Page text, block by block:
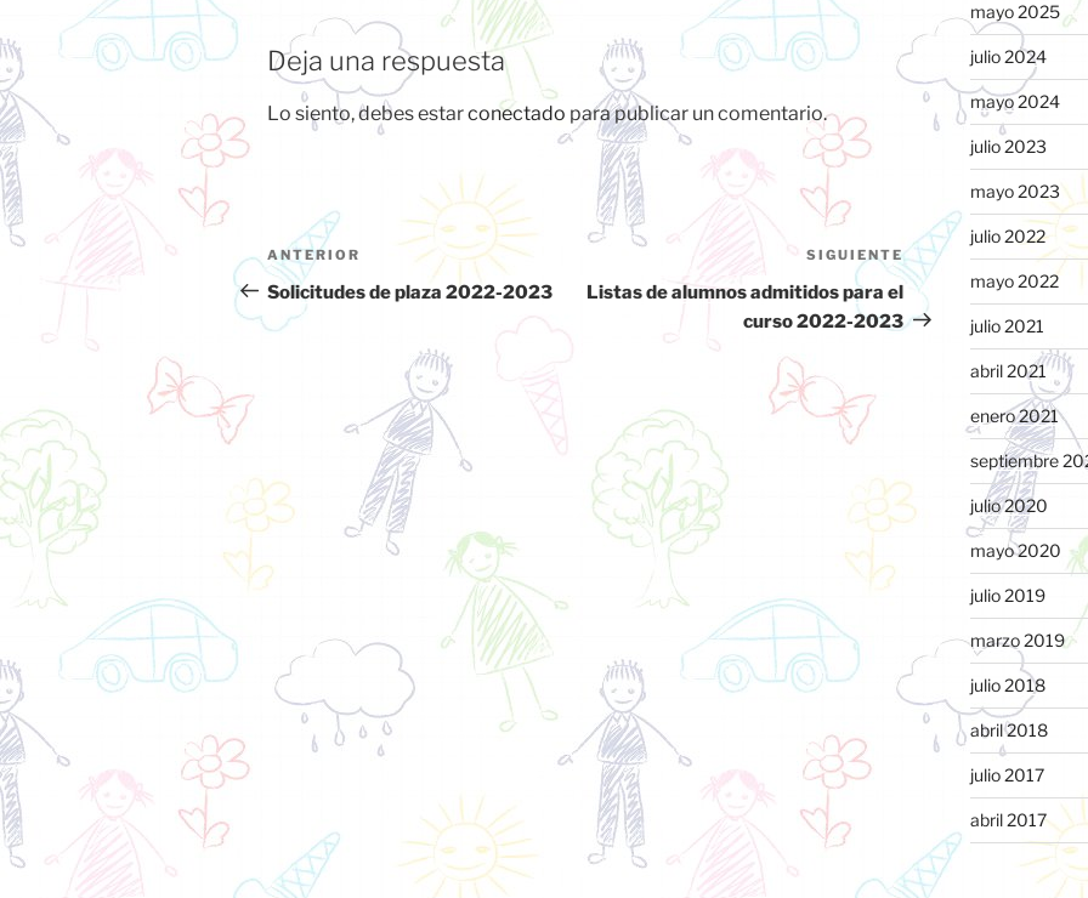
k
Deja una respuesta
Lo siento, debes estarconectado para publicar un comentario.
Navegación
de
entradas
Entrada
anterior:
ANTERIOR
Solicitudes de plaza 2022-2023
Siguiente
entrada
SIGUIENTE
Listas de alumnos admitidos para el
curso 2022-2023
mayo 2025
julio 2024
mayo 2024
julio 2023
mayo 2023
julio 2022
mayo 2022
julio 2021
abril 2021
enero 2021
septiembre
julio 2020
mayo 2020
julio 2019
marzo 2019
julio 2018
abril 2018
julio 2017
abril 2017